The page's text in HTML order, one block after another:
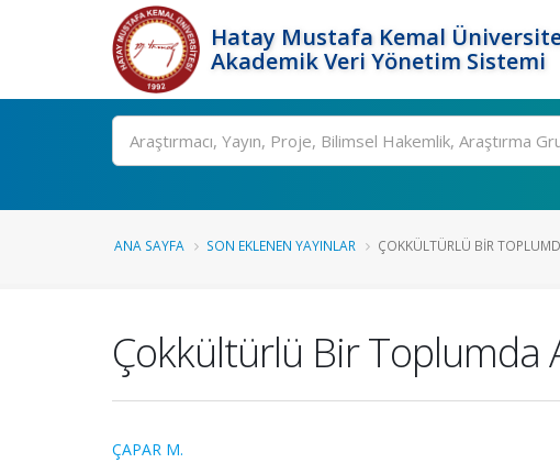
Hatay Mustafa Kemal
Akademik Veri Yönetim Sistemi
Ara
ANA SAYFA SON EKLENEN YAYINLAR ÇOKKÜLTÜRLÜ BIR
Çokkültürlü Bir
ÇAPAR M.